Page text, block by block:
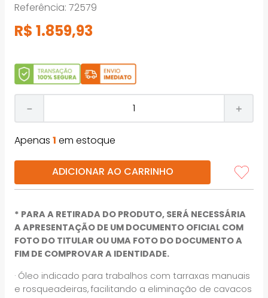
Referência: 72579
R$ 1.859,93
＋
－
Apenas 1 em estoque
ADICIONAR AO CARRINHO
* PARA A RETIRADA DO PRODUTO, SERÁ NECESSÁRIA
A APRESENTAÇÃO DE UM DOCUMENTO OFICIAL COM
FOTO DO TITULAR OU UMA FOTO DO DOCUMENTO A
FIM DE COMPROVAR A IDENTIDADE.
· Óleo indicado para trabalhos com tarraxas manuais
e rosqueadeiras, facilitando a eliminação de cavacos